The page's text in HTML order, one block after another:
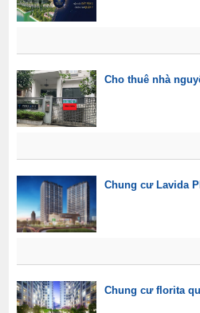
Cho thuê nhà
Chung cư Lavida
Chung cư florita